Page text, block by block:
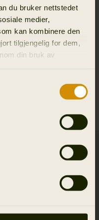
du bruker nettstedet
medier,
kan kombinere den
tilgjengelig for dem,
din bruk av